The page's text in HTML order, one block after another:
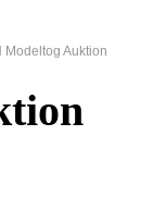
Modeltog Auktion